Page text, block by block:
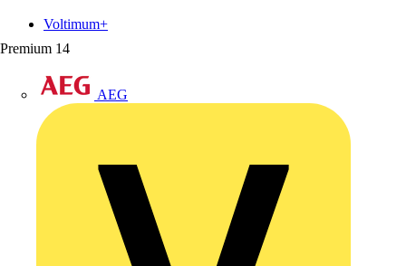
Premium 14
AEG
Voltimum+